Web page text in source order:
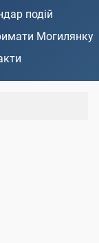
подій
Могилянку